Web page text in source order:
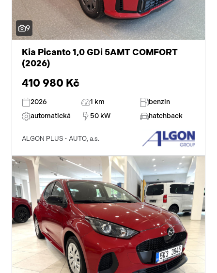
mlhovky
alu kola
el. zrcátka
el. sklopná zrcátka
senzor stěračů
el. přední okna
el. okna
tónovaná skla
dvouzónová klimatizace
přední světla LED
centrál dálkový
dělená zadní sedadla
adaptivní tempomat
9
Kia Picanto 1,0 GDi 5AMT COMFORT
(2026)
410 980 Kč
2026 1 km
benzin
automatická
50 kW hatchback
ALGON PLUS - AUTO, a.s.